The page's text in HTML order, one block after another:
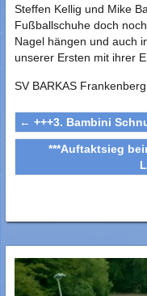
Steffen Kellig und Mike
Fußballschuhe doch
Nagel hängen und auch
unserer Ersten mit ihrer
SV BARKAS
← +++3. Bambini
***Auftaktsieg